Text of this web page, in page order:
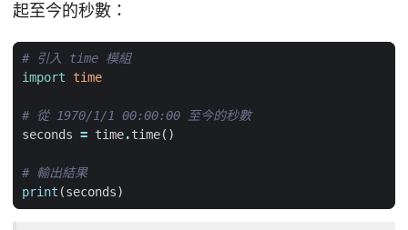
起至今的秒數：
# 引入 time 模組
import
time
# 從 1970/1/1 00:00:00 至今的秒數
seconds = time.time()
# 輸出結果
print (seconds)